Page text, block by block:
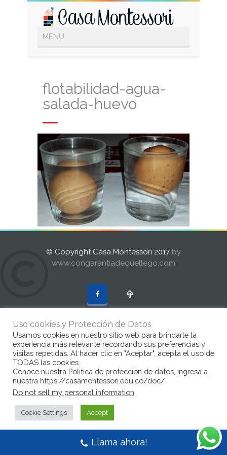
flotabilidad-agua-
salada-huevo
© Copyright Casa Montessori 2017 by
www.congarantiadequellego.com
Uso cookies y Protección de Datos
Usamos cookies en nuestro sitio web para brindarle la
experiencia más relevante recordando sus preferencias y
visitas repetidas. Al hacer clic en "Aceptar", acepta el uso de
TODAS las cookies.
Conoce nuestra Politica de protección de datos, ingresa a
nuestra https://casamontessori.edu.co/doc/
Do not sell my personal information
Cookie Settings Accept
Llama ahora!